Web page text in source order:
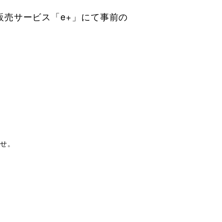
サービス「e+」にて事前の
。